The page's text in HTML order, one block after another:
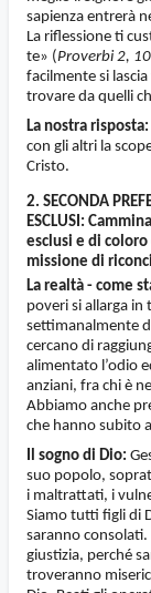
sapienza entrerà
La riflessione ti
te» (Proverbi 2,
facilmente si
trovare da quelli
La nostra risposta:
con gli altri la
Cristo.
2. SECONDA
ESCLUSI:
esclusi e di
missione di
La realtà - come
poveri si allarga
settimanalmente
cercano di
alimentato l’odio
anziani, fra chi è
Abbiamo anche
che hanno subito
Il sogno di Dio:
suo popolo,
i maltrattati, i
Siamo tutti figli di
saranno
giustizia, perché
troveranno